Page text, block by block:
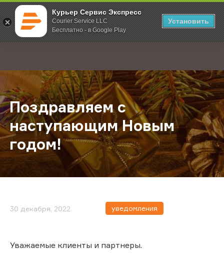
Курьер Сервис Экспресс
Courier Service LLC
Бесплатно - в Google Play
Установить
; Главная О компании Новости Поздравляем с наступающим
Поздравляем с
наступающим Новым
годом!
30 декабря, 2022 уведомления
Уважаемые клиенты и партнеры.